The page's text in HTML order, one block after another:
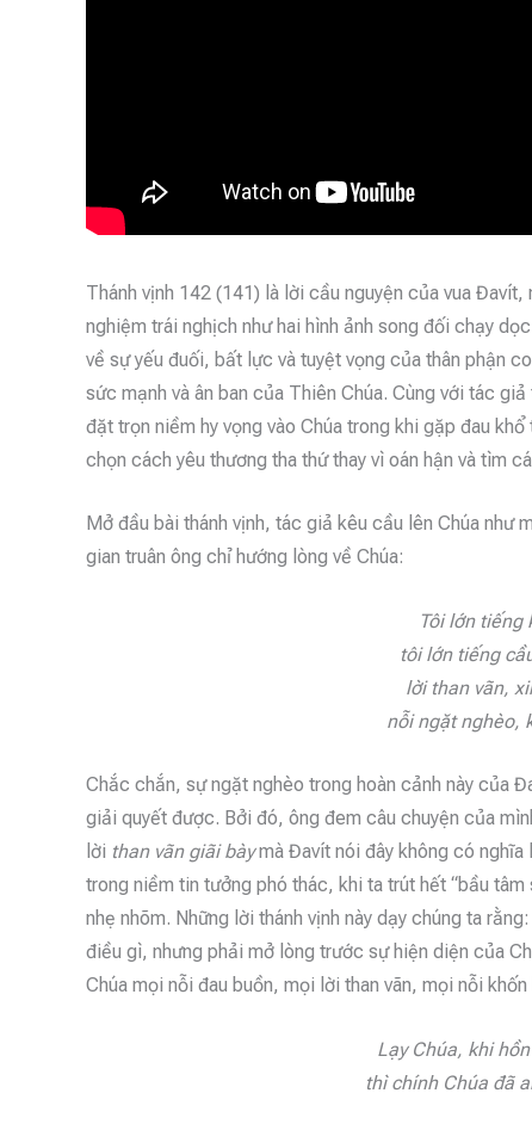
Thánh vịnh 142 (141) là lời cầu nguyện của vua
nghiệm trái nghịch như hai hình ảnh song đối chạy
về sự yếu đuối, bất lực và tuyệt vọng của thân phận
sức mạnh và ân ban của Thiên Chúa. Cùng với tác
đặt trọn niềm hy vọng vào Chúa trong khi gặp đau
chọn cách yêu thương tha thứ thay vì oán hận và tìm
Mở đầu bài thánh vịnh, tác giả kêu cầu lên Chúa như
gian truân ông chỉ hướng lòng về Chúa:
Tôi lớn tiếng
tôi lớn tiếng
lời than vãn,
nỗi ngặt nghèo,
Chắc chắn, sự ngặt nghèo trong hoàn cảnh này của
giải quyết được. Bởi đó, ông đem câu chuyện của
lời than vãn giãi bàymà Đavít nói đây không có nghĩa
trong niềm tin tưởng phó thác, khi ta trút hết “bầu
nhẹ nhõm. Những lời thánh vịnh này dạy chúng ta
điều gì, nhưng phải mở lòng trước sự hiện diện của
Chúa mọi nỗi đau buồn, mọi lời than vãn, mọi nỗi
Lạy Chúa, khi
thì chính Chúa đã